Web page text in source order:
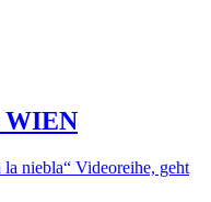
WIEN
niebla“ Videoreihe, geht